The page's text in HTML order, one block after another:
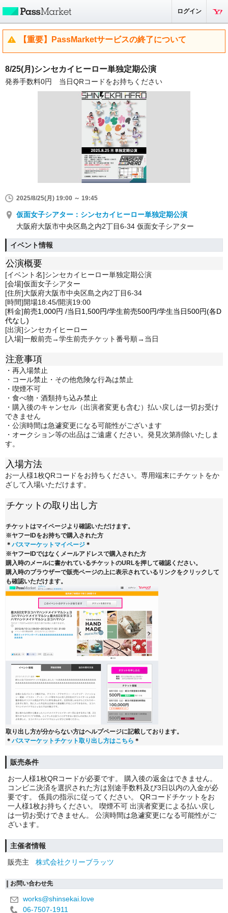
ログイン
【重要】PassMarketサービスの終了について
8/25(月)シンセカイヒーロー単独定期公演
発券手数料0円 当日QRコードをお持ちください
2025/8/25(月) 19:00 ～ 19:45
仮面女子シアター：シンセカイヒーロー単独定期公演
大阪府大阪市中央区島之内2丁目6-34 仮面女子シアター
イベント情報
公演概要
[イベント名]シンセカイヒーロー単独定期公演
[会場]仮面女子シアター
[住所]大阪府大阪市中央区島之内2丁目6-34
[時間]開場18:45/開演19:00
[料金]前売1,000円 /当日1,500円/学生前売500円/学生当日500円(各D
代なし)
[出演]シンセカイヒーロー
[入場]一般前売→学生前売チケット番号順→当日
注意事項
・再入場禁止
・コール禁止・その他危険な行為は禁止
・喫煙不可
・食べ物・酒類持ち込み禁止
・購入後のキャンセル（出演者変更も含む）払い戻しは一切お受け
できません
・公演時間は急遽変更になる可能性がございます
・オークション等の出品はご遠慮ください。発見次第削除いたしま
す。
入場方法
お一人様1枚QRコードをお持ちください。専用端末にチケットをか
ざして入場いただけます。
チケットの取り出し方
チケットはマイページより確認いただけます。
※ヤフーIDをお持ちで購入された方
＊ パスマーケットマイページ ＊
※ヤフーIDではなくメールアドレスで購入された方
購入時のメールに書かれているチケットのURLを押して確認ください。
購入時のブラウザーで販売ページの上に表示されているリンクをクリックして
も確認いただけます。
取り出し方が分からない方はヘルプページに記載しております。
＊ パスマーケットチケット取り出し方はこちら ＊
販売条件
お一人様1枚QRコードが必要です。 購入後の返金はできません。
コンビニ決済を選択された方は別途手数料及び3日以内の入金が必
要です。 係員の指示に従ってください。 QRコードチケットをお
一人様1枚お持ちください。 喫煙不可 出演者変更による払い戻し
は一切お受けできません。 公演時間は急遽変更になる可能性がご
ざいます。
主催者情報
販売主
株式会社クリーブラッツ
お問い合わせ先
works@shinsekai.love
06-7507-1911